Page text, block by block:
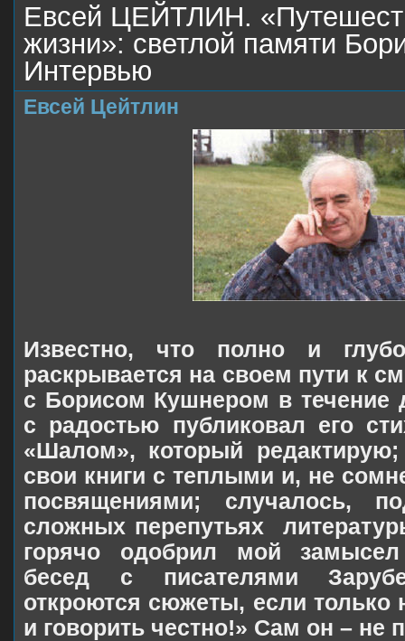
Евсей ЦЕЙТЛИН.
жизни»: светлой памяти
Интервью
Евсей Цейтлин
Известно, что полно и
раскрывается на своем пути к
с Борисом Кушнером в течение
с радостью публиковал его
«Шалом», который
свои книги с теплыми и, не
посвящениями; cлучалось,
сложных перепутьях
горячо одобрил мой замысел
бесед с писателями
откроются сюжеты, если только
и говорить честно!» Сам он – не